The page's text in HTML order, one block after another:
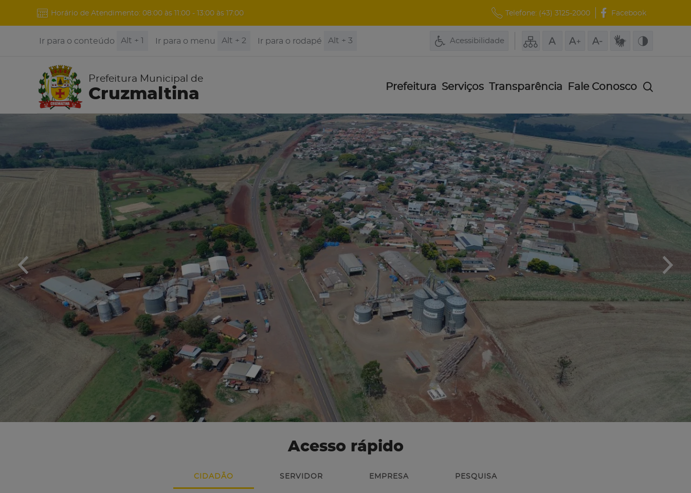
Horário de Atendimento: 08:00 às 11:00 - 13:00 às 17:00 Telefone: (43) 3125-2000 Facebook
Ir para o conteúdo Alt + 1 Ir para o menu Alt + 2 Ir para o rodapé Alt + 3 Acessibilidade
Prefeitura Municipal de
Cruzmaltina Prefeitura Serviços Transparência Fale Conosco
Acesso rápido
CIDADÃO SERVIDOR EMPRESA PESQUISA